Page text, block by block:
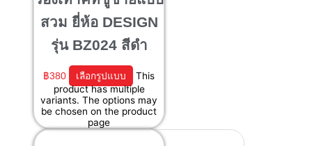
สวม ยี่ห้อ DESIGN
รุ่น BZ024 สีดำ
฿380 เลือกรูปแบบ
This
product has multiple
variants. The options may
be chosen on the product
page